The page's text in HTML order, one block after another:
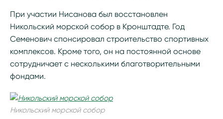
При участии Нисанова был восстановлен
Никольский морской собор в Кронштадте. Год
Семенович спонсировал строительство спортивных
комплексов. Кроме того, он на постоянной основе
сотрудничает с несколькими благотворительными
фондами.
Никольский морской собор